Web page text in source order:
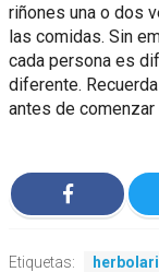
riñones una o dos
las comidas. Sin
cada persona es
diferente.
antes de
Etiquetas: